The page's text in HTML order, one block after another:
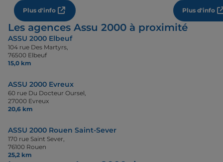
Plus d'info
Plus d'info
Les agences Assu 2000 à proximité
ASSU 2000 Elbeuf
104 rue Des Martyrs,
76500 Elbeuf
15,0 km
ASSU 2000 Evreux
60 rue Du Docteur Oursel,
27000 Evreux
20,6 km
ASSU 2000 Rouen Saint-Sever
170 rue Saint Sever,
76100 Rouen
25,2 km